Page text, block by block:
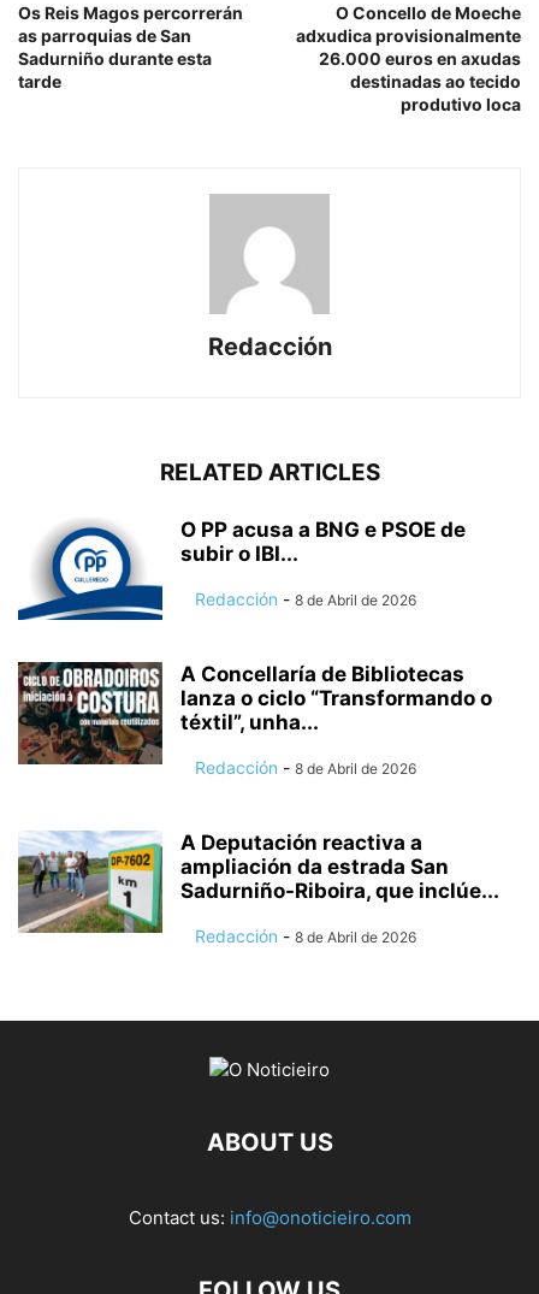
Os Reis Magos percorrerán
as parroquias de San
Sadurniño durante esta
tarde
O Concello de Moeche
adxudica provisionalmente
26.000 euros en axudas
destinadas ao tecido
produtivo loca
Redacción
RELATED ARTICLES
O PP acusa a BNG e PSOE de
subir o IBI...
Redacción - 8 de Abril de 2026
A Concellaría de Bibliotecas
lanza o ciclo “Transformando o
téxtil”, unha...
Redacción - 8 de Abril de 2026
A Deputación reactiva a
ampliación da estrada San
Sadurniño-Riboira, que inclúe...
Redacción - 8 de Abril de 2026
ABOUT US
Contact us: info@onoticieiro.com